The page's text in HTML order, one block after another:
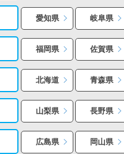
愛知県 岐阜県
福岡県 佐賀県
北海道 青森県
山梨県 長野県
広島県 岡山県